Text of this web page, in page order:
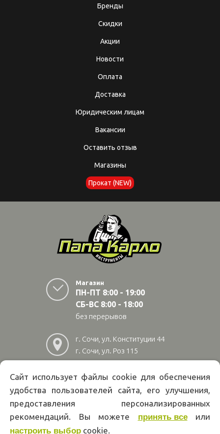
Бренды
Скидки
Акции
Новости
Оплата
Доставка
Юридическим лицам
Вакансии
Оставить отзыв
Магазины
Прокат (NEW)
Магазин
ПН-ПТ 8:00 - 19:00
СБ-ВС 8:00 - 18:00
без перерывов
г. Сочи, ул. Конституции 44
г. Сочи, ул. Роз 115
г. Адлер, ул Авиационная
28/10
222 02 01
офертой. Указанные цены действуют только при оформлении заказа
через интернет-магазин papakarlotools.ru.
Сайт использует файлы cookie для обеспечения
удобства пользователей сайта, его улучшения,
предоставления персонализированных
рекомендаций. Вы можете принять всеили
настроить выбор cookie.